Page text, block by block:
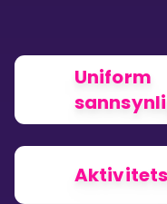
Uniform